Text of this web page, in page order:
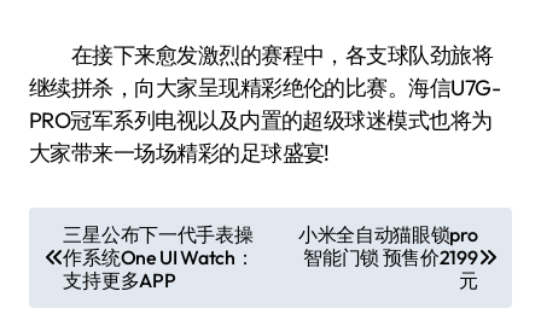
在接下来愈发激烈的赛程中，各支球队劲旅将
继续拼杀，向大家呈现精彩绝伦的比赛。海信U7G-
PRO冠军系列电视以及内置的超级球迷模式也将为
大家带来一场场精彩的足球盛宴!
章
导
三星公布下一代手表操
作系统One UI Watch：
支持更多APP
小米全自动猫眼锁pro
智能门锁 预售价2199
元